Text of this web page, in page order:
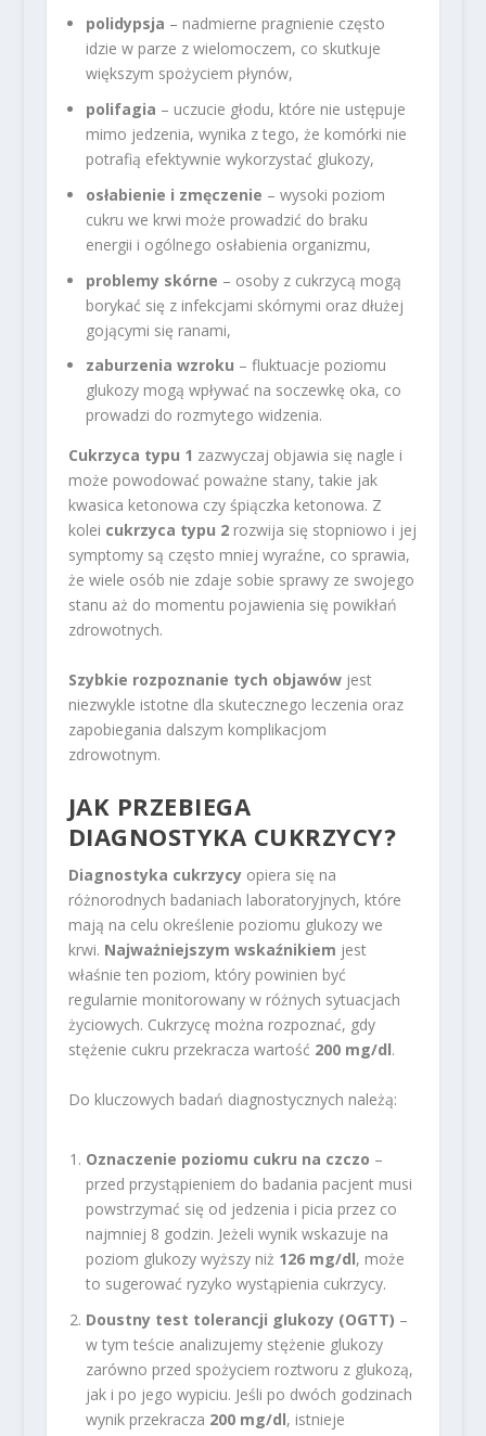
polidypsja – nadmierne pragnienie często
idzie w parze z wielomoczem, co skutkuje
większym spożyciem płynów,
polifagia – uczucie głodu, które nie ustępuje
mimo jedzenia, wynika z tego, że komórki nie
potrafią efektywnie wykorzystać glukozy,
osłabienie i zmęczenie – wysoki poziom
cukru we krwi może prowadzić do braku
energii i ogólnego osłabienia organizmu,
problemy skórne – osoby z cukrzycą mogą
borykać się z infekcjami skórnymi oraz dłużej
gojącymi się ranami,
zaburzenia wzroku – fluktuacje poziomu
glukozy mogą wpływać na soczewkę oka, co
prowadzi do rozmytego widzenia.
Cukrzyca typu 1 zazwyczaj objawia się nagle i
może powodować poważne stany, takie jak
kwasica ketonowa czy śpiączka ketonowa. Z
kolei cukrzyca typu 2rozwija się stopniowo i jej
symptomy są często mniej wyraźne, co sprawia,
że wiele osób nie zdaje sobie sprawy ze swojego
stanu aż do momentu pojawienia się powikłań
zdrowotnych.
Szybkie rozpoznanie tych objawówjest
niezwykle istotne dla skutecznego leczenia oraz
zapobiegania dalszym komplikacjom
zdrowotnym.
JAK PRZEBIEGA
DIAGNOSTYKA CUKRZYCY?
Diagnostyka cukrzycyopiera się na
różnorodnych badaniach laboratoryjnych, które
mają na celu określenie poziomu glukozy we
krwi. Najważniejszym wskaźnikiem jest
właśnie ten poziom, który powinien być
regularnie monitorowany w różnych sytuacjach
życiowych. Cukrzycę można rozpoznać, gdy
stężenie cukru przekracza wartość 200 mg/dl.
Do kluczowych badań diagnostycznych należą:
Oznaczenie poziomu cukru na czczo –
przed przystąpieniem do badania pacjent musi
powstrzymać się od jedzenia i picia przez co
najmniej 8 godzin. Jeżeli wynik wskazuje na
poziom glukozy wyższy niż 126 mg/dl, może
to sugerować ryzyko wystąpienia cukrzycy.
Doustny test tolerancji glukozy (OGTT) –
w tym teście analizujemy stężenie glukozy
zarówno przed spożyciem roztworu z glukozą,
jak i po jego wypiciu. Jeśli po dwóch godzinach
wynik przekracza 200 mg/dl, istnieje